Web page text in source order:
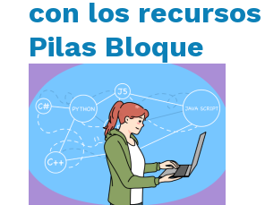
con los
Pilas Bloque